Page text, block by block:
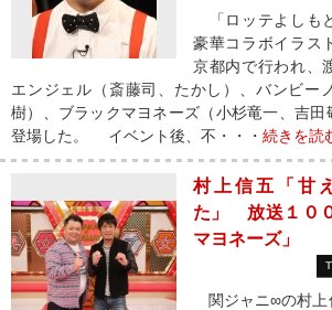
「ロッテよしも
豪華コラボイラス
京都内で行われ、
エンジェル（斎藤司、たかし）、バンビー
樹）、ブラックマヨネーズ（小杉竜一、吉
登場した。 イベント後、不・・・ 続きを読
村上信五「甘
た」 放送１０
マヨネーズ」
関ジャニ∞の村上